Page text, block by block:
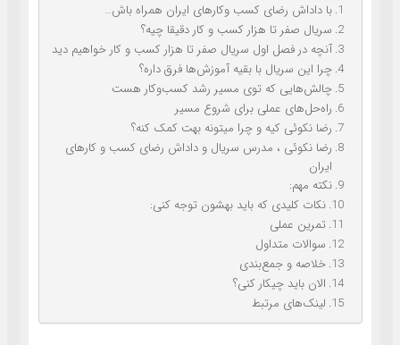
با داداش رضای کسب وکارهای ایران همراه باش…
سریال صفر تا هزار کسب و کار دقیقا چیه؟
آنچه در فصل اول سریال صفر تا هزار کسب و کار خواهیم دید
چرا این سریال با بقیه آموزش‌ها فرق داره؟
چالش‌هایی که توی مسیر رشد کسب‌وکار هست
راه‌حل‌های عملی برای شروع مسیر
رضا نکوئی کیه و چرا میتونه بهت کمک کنه؟
رضا نکوئی ، مدرس سریال و داداش رضای کسب و کارهای
ایران
نکته مهم:
نکات کلیدی که باید بهشون توجه کنی:
تمرین عملی
سوالات متداول
خلاصه و جمع‌بندی
الان باید چیکار کنی؟
لینک‌های مرتبط